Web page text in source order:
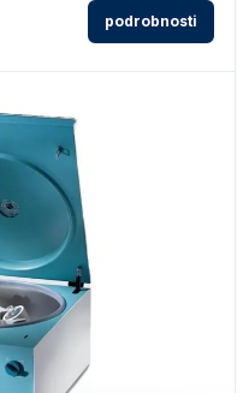
podrobnosti